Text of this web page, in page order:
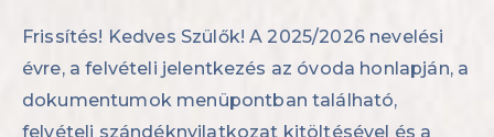
Frissítés! Kedves Szülők! A 2025/2026 nevelési
évre, a felvételi jelentkezés az óvoda honlapján, a
dokumentumok menüpontban található,
felvételi szándéknyilatkozat kitöltésével és a